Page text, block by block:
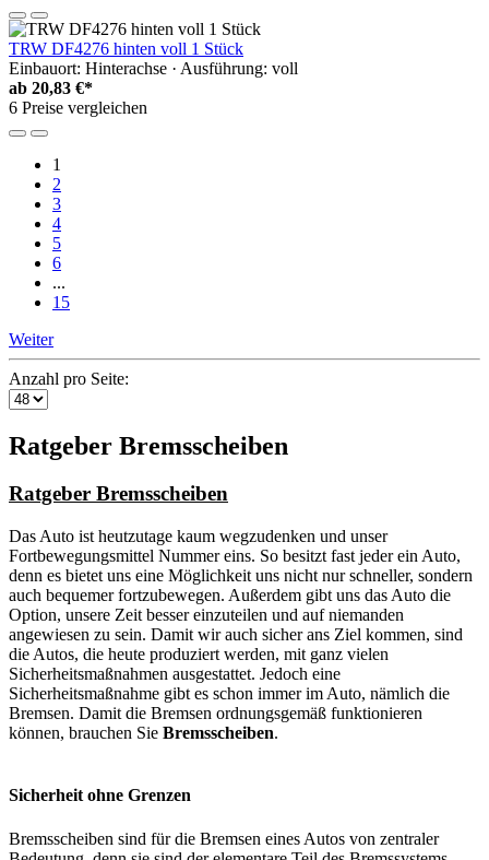
TRW DF4276 hinten voll 1 Stück
Einbauort: Hinterachse · Ausführung: voll
ab 20,83 €*
6 Preise vergleichen
1
2
3
4
5
6
...
15
Weiter
Anzahl pro Seite:
Ratgeber Bremsscheiben
Ratgeber Bremsscheiben
Das Auto ist heutzutage kaum wegzudenken und unser
Fortbewegungsmittel Nummer eins. So besitzt fast jeder ein Auto,
denn es bietet uns eine Möglichkeit uns nicht nur schneller, sondern
auch bequemer fortzubewegen. Außerdem gibt uns das Auto die
Option, unsere Zeit besser einzuteilen und auf niemanden
angewiesen zu sein. Damit wir auch sicher ans Ziel kommen, sind
die Autos, die heute produziert werden, mit ganz vielen
Sicherheitsmaßnahmen ausgestattet. Jedoch eine
Sicherheitsmaßnahme gibt es schon immer im Auto, nämlich die
Bremsen. Damit die Bremsen ordnungsgemäß funktionieren
können, brauchen Sie Bremsscheiben.
Sicherheit ohne Grenzen
Bremsscheiben sind für die Bremsen eines Autos von zentraler